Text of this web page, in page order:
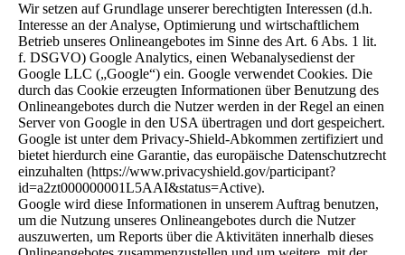
Wir setzen auf Grundlage unserer berechtigten Interessen (d.h.
Interesse an der Analyse, Optimierung und wirtschaftlichem
Betrieb unseres Onlineangebotes im Sinne des Art. 6 Abs. 1 lit.
f. DSGVO) Google Analytics, einen Webanalysedienst der
Google LLC („Google“) ein. Google verwendet Cookies. Die
durch das Cookie erzeugten Informationen über Benutzung des
Onlineangebotes durch die Nutzer werden in der Regel an einen
Server von Google in den USA übertragen und dort gespeichert.
Google ist unter dem Privacy-Shield-Abkommen zertifiziert und
bietet hierdurch eine Garantie, das europäische Datenschutzrecht
einzuhalten (https://www.privacyshield.gov/participant?
id=a2zt000000001L5AAI&status=Active).
Google wird diese Informationen in unserem Auftrag benutzen,
um die Nutzung unseres Onlineangebotes durch die Nutzer
auszuwerten, um Reports über die Aktivitäten innerhalb dieses